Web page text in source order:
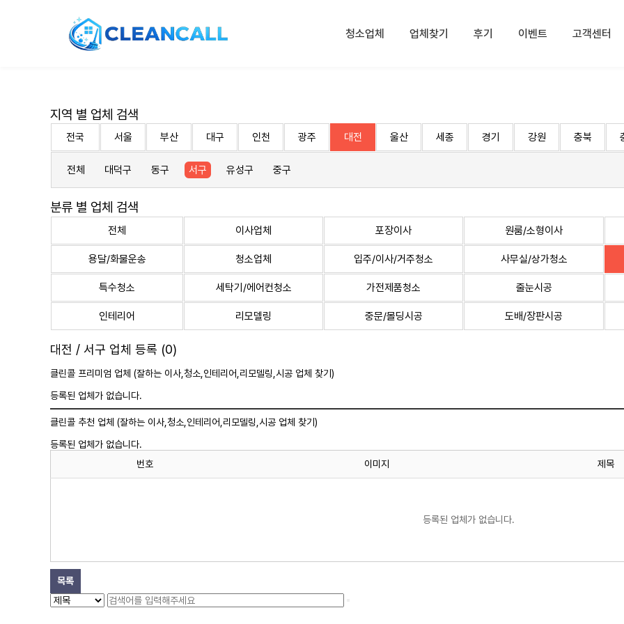
청소업체 업체찾기 후기 이벤트 고객센터
지역 별 업체 검색
전국 서울 부산 대구 인천 광주 대전 울산 세종 경기 강원 충북
전체 대덕구 동구 서구 유성구 중구
분류 별 업체 검색
전체 이사업체 포장이사 원룸/소형이사
용달/화물운송 청소업체 입주/이사/거주청소 사무실/상가청소
특수청소 세탁기/에어컨청소 가전제품청소 줄눈시공
인테리어 리모델링 중문/몰딩시공 도배/장판시공
대전 / 서구 업체 등록 (0)
클린콜 프리미엄 업체 (잘하는 이사, 청소 ,인테리어,리모델링,시공 업체 찾기)
등록된 업체가 없습니다.
클린콜 추천 업체 (잘하는 이사, 청소 ,인테리어,리모델링,시공 업체 찾기)
등록된 업체가 없습니다.
번호
이미지 제목
등록된 업체가 없습니다.
목록